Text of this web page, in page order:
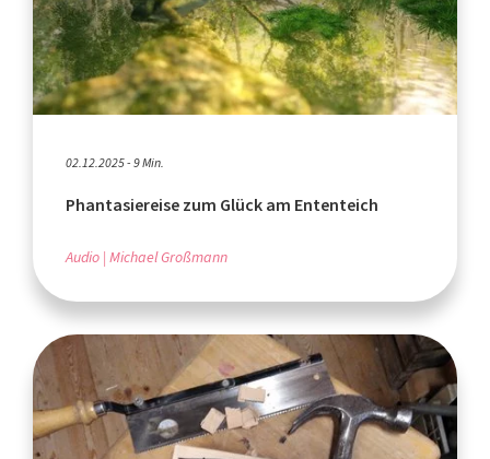
02.12.2025 - 9 Min.
Phantasiereise zum Glück am Ententeich
Audio Michael Großmann